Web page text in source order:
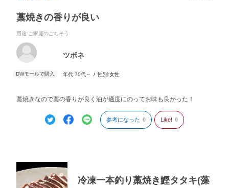
藁焼きの香りが良い
用途:ご家庭のごちそう
ツボネ
年代:70代～ 性別:女性
藁焼きなので藁の香りが良く油が適度にのってお味も良かった！
参考になった 0 Like! 0
冷凍一本釣り藁焼き鰹タタキ(藻